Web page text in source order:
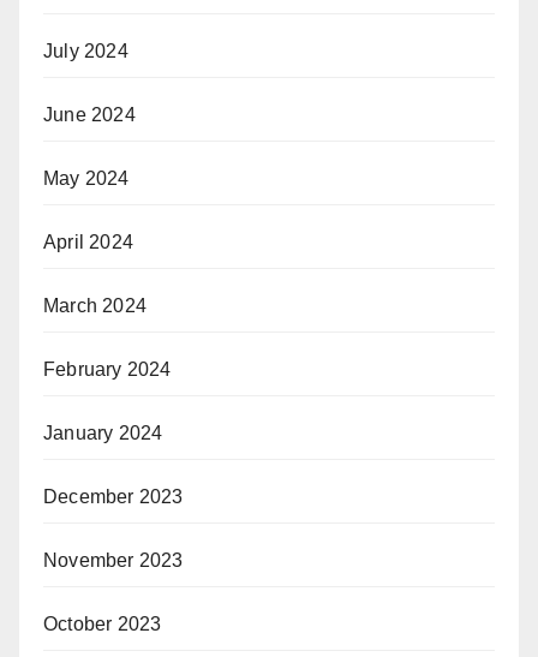
July 2024
June 2024
May 2024
April 2024
March 2024
February 2024
January 2024
December 2023
November 2023
October 2023